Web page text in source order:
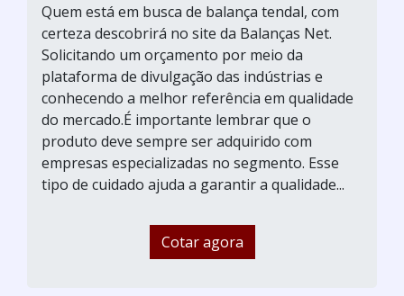
Quem está em busca de balança tendal, com
certeza descobrirá no site da Balanças Net.
Solicitando um orçamento por meio da
plataforma de divulgação das indústrias e
conhecendo a melhor referência em qualidade
do mercado.É importante lembrar que o
produto deve sempre ser adquirido com
empresas especializadas no segmento. Esse
tipo de cuidado ajuda a garantir a qualidade...
Cotar agora